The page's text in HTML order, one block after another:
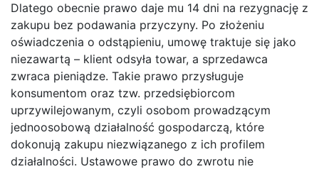
Dlatego obecnie prawo daje mu 14 dni na rezygnację z
zakupu bez podawania przyczyny. Po złożeniu
oświadczenia o odstąpieniu, umowę traktuje się jako
niezawartą – klient odsyła towar, a sprzedawca
zwraca pieniądze. Takie prawo przysługuje
konsumentom oraz tzw. przedsiębiorcom
uprzywilejowanym, czyli osobom prowadzącym
jednoosobową działalność gospodarczą, które
dokonują zakupu niezwiązanego z ich profilem
działalności. Ustawowe prawo do zwrotu nie